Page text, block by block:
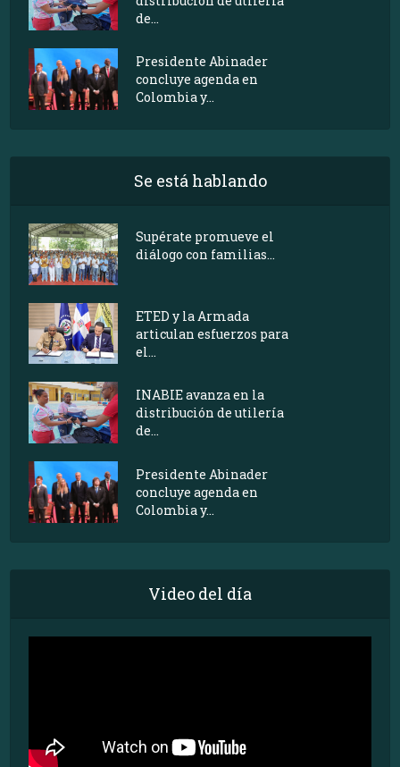
de...
Presidente Abinader
concluye agenda en
Colombia y...
Se está hablando
Supérate promueve el
diálogo con familias...
ETED y la Armada
articulan esfuerzos para
el...
INABIE avanza en la
distribución de utilería
de...
Presidente Abinader
concluye agenda en
Colombia y...
Video del día